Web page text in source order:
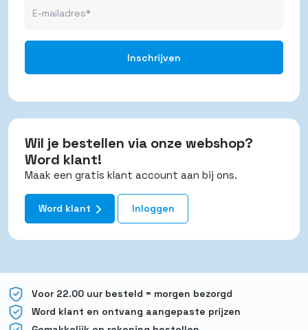
Wil je bestellen via onze webshop?
Word klant!
Maak een gratis klant account aan bij ons.
Word klant Inloggen
Voor 22.00 uur besteld = morgen bezorgd
Word klant en ontvang aangepaste prijzen